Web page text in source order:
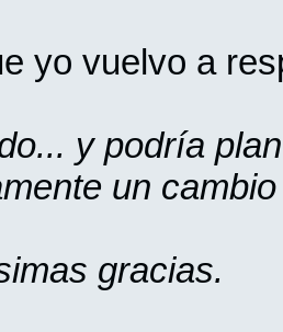
yo vuelvo a
y podría
un
gracias.